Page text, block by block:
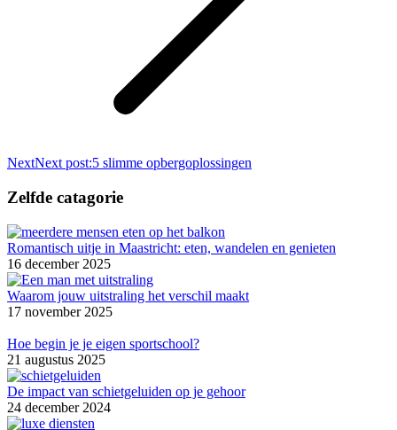
NextNext post:5 slimme opbergoplossingen
Zelfde catagorie
Romantisch uitje in Maastricht: eten, wandelen en genieten
16 december 2025
Waarom jouw uitstraling het verschil maakt
17 november 2025
Hoe begin je je eigen sportschool?
21 augustus 2025
De impact van schietgeluiden op je gehoor
24 december 2024